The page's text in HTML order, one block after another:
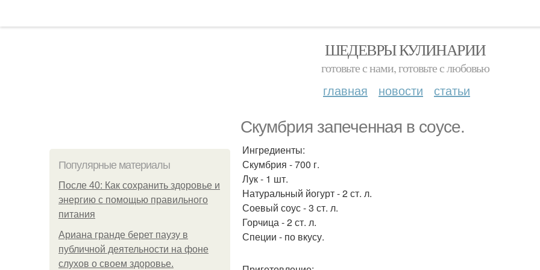
ШЕДЕВРЫ КУЛИНАРИИ
готовьте с нами, готовьте с любовью
главная новости статьи
Скумбрия запеченная в соусе.
Популярные материалы
После 40: Как сохранить здоровье и
энергию с помощью правильного
питания
Ариана гранде берет паузу в
публичной деятельности на фоне
слухов о своем здоровье.
Ингредиенты:
Скумбрия - 700 г.
Лук - 1 шт.
Натуральный йогурт - 2 ст. л.
Соевый соус - 3 ст. л.
Горчица - 2 ст. л.
Специи - по вкусу.